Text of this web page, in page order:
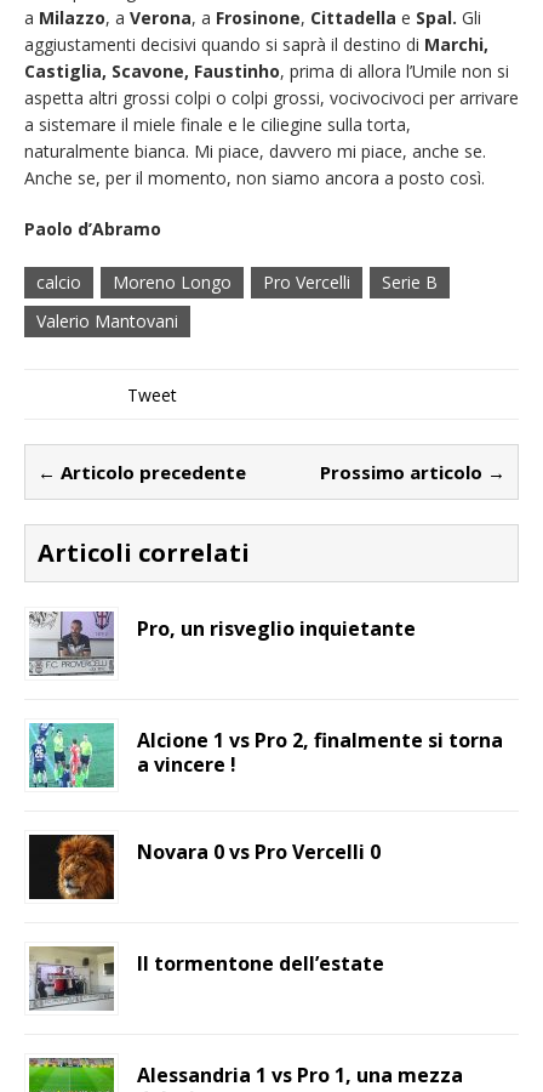
a Milazzo, a Verona, a Frosinone, Cittadella e Spal. Gli
aggiustamenti decisivi quando si saprà il destino di Marchi,
Castiglia, Scavone, Faustinho, prima di allora l’Umile non si
aspetta altri grossi colpi o colpi grossi, vocivocivoci per arrivare
a sistemare il miele finale e le ciliegine sulla torta,
naturalmente bianca. Mi piace, davvero mi piace, anche se.
Anche se, per il momento, non siamo ancora a posto così.
Paolo d’Abramo
calcio Moreno Longo Pro Vercelli
Serie B
Valerio Mantovani
Tweet
← Articolo precedente Prossimo articolo →
Articoli correlati
Pro, un risveglio inquietante
Alcione 1 vs Pro 2, finalmente si torna
a vincere !
Novara 0 vs Pro Vercelli 0
Il tormentone dell’estate
Alessandria 1 vs Pro 1, una mezza